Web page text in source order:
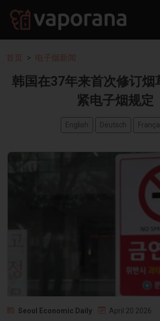
首页 电子烟新闻
韩国在37年来首次修订烟
紧电子烟规定
English Deutsch
Seoul Economic Daily April 20 2026